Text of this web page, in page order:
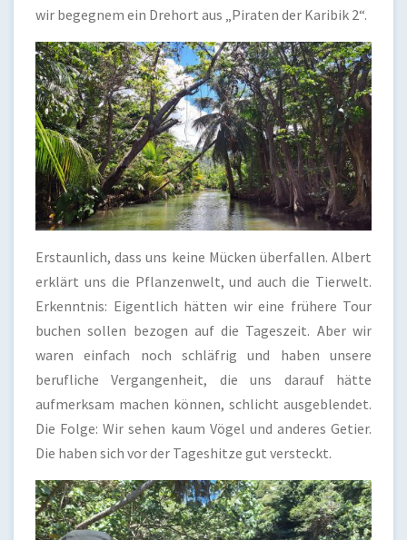
wir begegnem ein Drehort aus „Piraten der Karibik 2“.
Erstaunlich, dass uns keine Mücken überfallen. Albert
erklärt uns die Pflanzenwelt, und auch die Tierwelt.
Erkenntnis: Eigentlich hätten wir eine frühere Tour
buchen sollen bezogen auf die Tageszeit. Aber wir
waren einfach noch schläfrig und haben unsere
berufliche Vergangenheit, die uns darauf hätte
aufmerksam machen können, schlicht ausgeblendet.
Die Folge: Wir sehen kaum Vögel und anderes Getier.
Die haben sich vor der Tageshitze gut versteckt.